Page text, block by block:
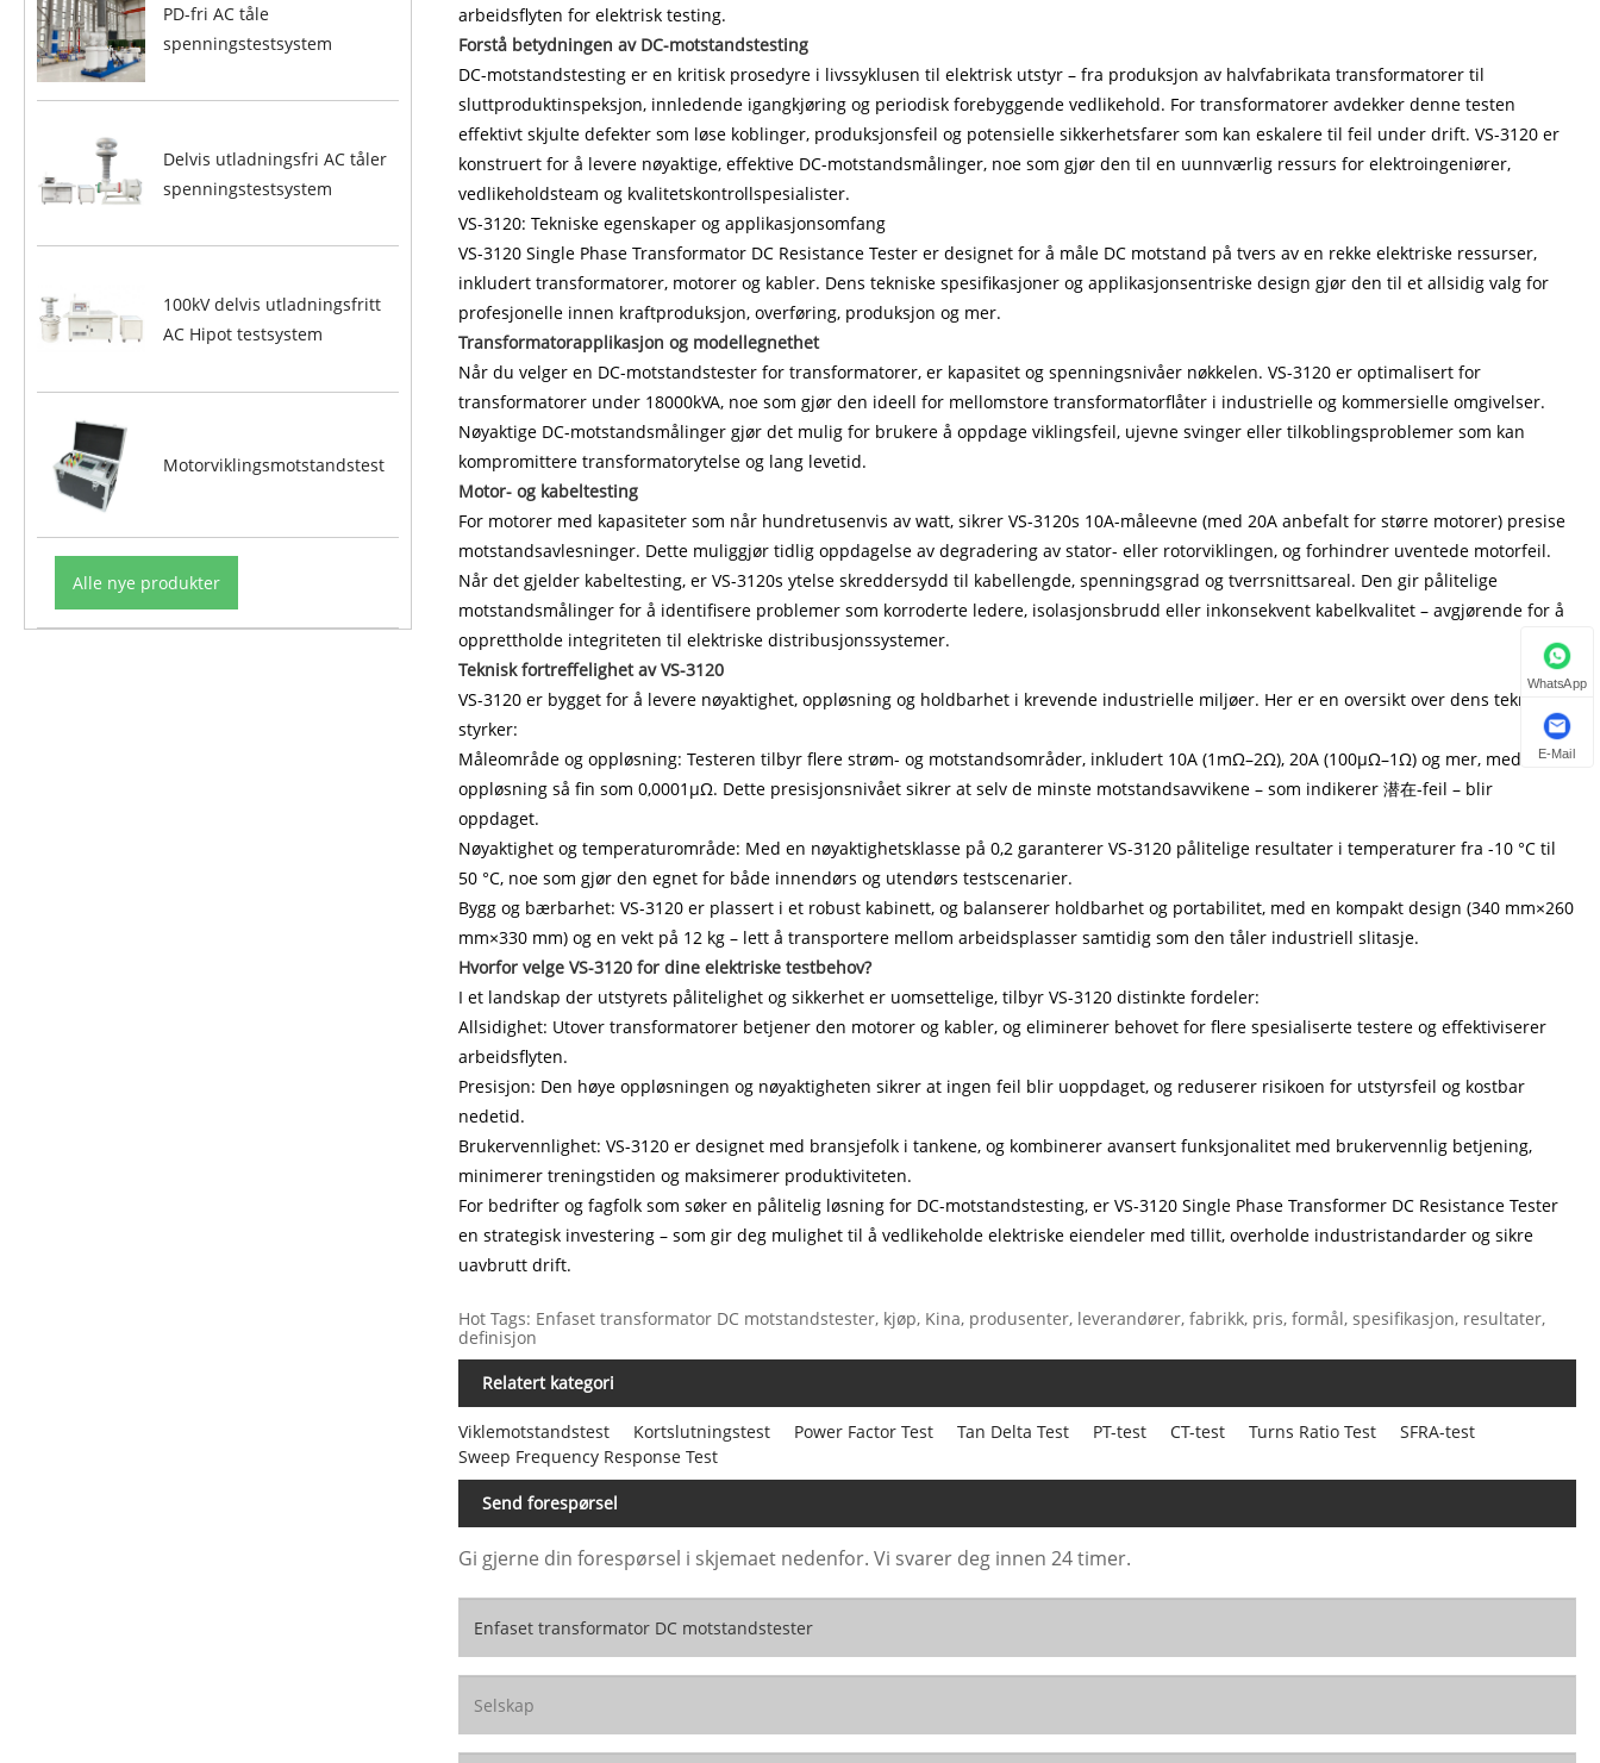
PD-fri AC tåle
spenningstestsystem
Delvis utladningsfri AC tåler
spenningstestsystem
100kV delvis utladningsfritt
AC Hipot testsystem
Motorviklingsmotstandstest
Alle nye produkter
arbeidsflyten for elektrisk testing.
Forstå betydningen av DC-motstandstesting
DC-motstandstesting er en kritisk prosedyre i livssyklusen til elektrisk utstyr – fra produksjon av halvfabrikata transformatorer til
sluttproduktinspeksjon, innledende igangkjøring og periodisk forebyggende vedlikehold. For transformatorer avdekker denne testen
effektivt skjulte defekter som løse koblinger, produksjonsfeil og potensielle sikkerhetsfarer som kan eskalere til feil under drift. VS-3120 er
konstruert for å levere nøyaktige, effektive DC-motstandsmålinger, noe som gjør den til en uunnværlig ressurs for elektroingeniører,
vedlikeholdsteam og kvalitetskontrollspesialister.
VS-3120: Tekniske egenskaper og applikasjonsomfang
VS-3120 Single Phase Transformator DC Resistance Tester er designet for å måle DC motstand på tvers av en rekke elektriske ressurser,
inkludert transformatorer, motorer og kabler. Dens tekniske spesifikasjoner og applikasjonsentriske design gjør den til et allsidig valg for
profesjonelle innen kraftproduksjon, overføring, produksjon og mer.
Transformatorapplikasjon og modellegnethet
Når du velger en DC-motstandstester for transformatorer, er kapasitet og spenningsnivåer nøkkelen. VS-3120 er optimalisert for
transformatorer under 18000kVA, noe som gjør den ideell for mellomstore transformatorflåter i industrielle og kommersielle omgivelser.
Nøyaktige DC-motstandsmålinger gjør det mulig for brukere å oppdage viklingsfeil, ujevne svinger eller tilkoblingsproblemer som kan
kompromittere transformatorytelse og lang levetid.
Motor- og kabeltesting
For motorer med kapasiteter som når hundretusenvis av watt, sikrer VS-3120s 10A-måleevne (med 20A anbefalt for større motorer) presise
motstandsavlesninger. Dette muliggjør tidlig oppdagelse av degradering av stator- eller rotorviklingen, og forhindrer uventede motorfeil.
Når det gjelder kabeltesting, er VS-3120s ytelse skreddersydd til kabellengde, spenningsgrad og tverrsnittsareal. Den gir pålitelige
motstandsmålinger for å identifisere problemer som korroderte ledere, isolasjonsbrudd eller inkonsekvent kabelkvalitet – avgjørende for å
opprettholde integriteten til elektriske distribusjonssystemer.
Teknisk fortreffelighet av VS-3120
VS-3120 er bygget for å levere nøyaktighet, oppløsning og holdbarhet i krevende industrielle miljøer. Her er en oversikt over dens tekniske
styrker:
Måleområde og oppløsning: Testeren tilbyr flere strøm- og motstandsområder, inkludert 10A (1mΩ–2Ω), 20A (100μΩ–1Ω) og mer, med en
oppløsning så fin som 0,0001μΩ. Dette presisjonsnivået sikrer at selv de minste motstandsavvikene – som indikerer 潜在-feil – blir
oppdaget.
Nøyaktighet og temperaturområde: Med en nøyaktighetsklasse på 0,2 garanterer VS-3120 pålitelige resultater i temperaturer fra -10 °C til
50 °C, noe som gjør den egnet for både innendørs og utendørs testscenarier.
Bygg og bærbarhet: VS-3120 er plassert i et robust kabinett, og balanserer holdbarhet og portabilitet, med en kompakt design (340 mm×260
mm×330 mm) og en vekt på 12 kg – lett å transportere mellom arbeidsplasser samtidig som den tåler industriell slitasje.
Hvorfor velge VS-3120 for dine elektriske testbehov?
I et landskap der utstyrets pålitelighet og sikkerhet er uomsettelige, tilbyr VS-3120 distinkte fordeler:
Allsidighet: Utover transformatorer betjener den motorer og kabler, og eliminerer behovet for flere spesialiserte testere og effektiviserer
arbeidsflyten.
Presisjon: Den høye oppløsningen og nøyaktigheten sikrer at ingen feil blir uoppdaget, og reduserer risikoen for utstyrsfeil og kostbar
nedetid.
Brukervennlighet: VS-3120 er designet med bransjefolk i tankene, og kombinerer avansert funksjonalitet med brukervennlig betjening,
minimerer treningstiden og maksimerer produktiviteten.
For bedrifter og fagfolk som søker en pålitelig løsning for DC-motstandstesting, er VS-3120 Single Phase Transformer DC Resistance Tester
en strategisk investering – som gir deg mulighet til å vedlikeholde elektriske eiendeler med tillit, overholde industristandarder og sikre
uavbrutt drift.
Hot Tags: Enfaset transformator DC motstandstester, kjøp, Kina, produsenter, leverandører, fabrikk, pris, formål, spesifikasjon, resultater,
definisjon
Relatert kategori
Viklemotstandstest Kortslutningstest Power Factor Test Tan Delta Test PT-test CT-test Turns Ratio Test
SFRA-test
Sweep Frequency Response Test
Send forespørsel
Gi gjerne din forespørsel i skjemaet nedenfor. Vi svarer deg innen 24 timer.
WhatsApp
E-Mail